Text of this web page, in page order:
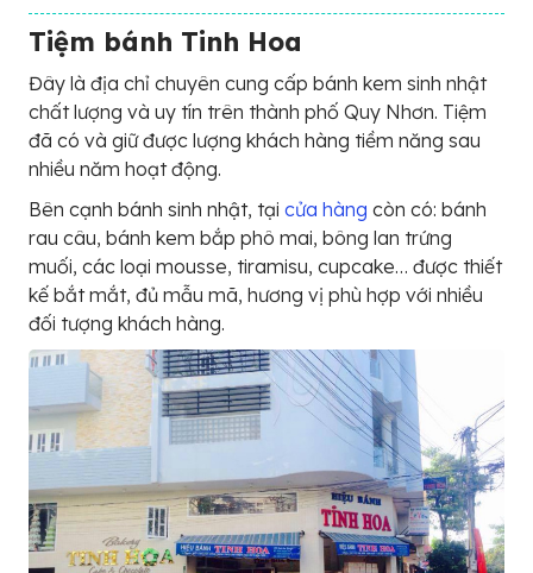
Tiệm bánh Tinh Hoa
Đây là địa chỉ chuyên cung cấp bánh kem sinh nhật
chất lượng và uy tín trên thành phố Quy Nhơn. Tiệm
đã có và giữ được lượng khách hàng tiềm năng sau
nhiều năm hoạt động.
Bên cạnh bánh sinh nhật, tại cửa hàng còn có: bánh
rau câu, bánh kem bắp phô mai, bông lan trứng
muối, các loại mousse, tiramisu, cupcake… được thiết
kế bắt mắt, đủ mẫu mã, hương vị phù hợp với nhiều
đối tượng khách hàng.